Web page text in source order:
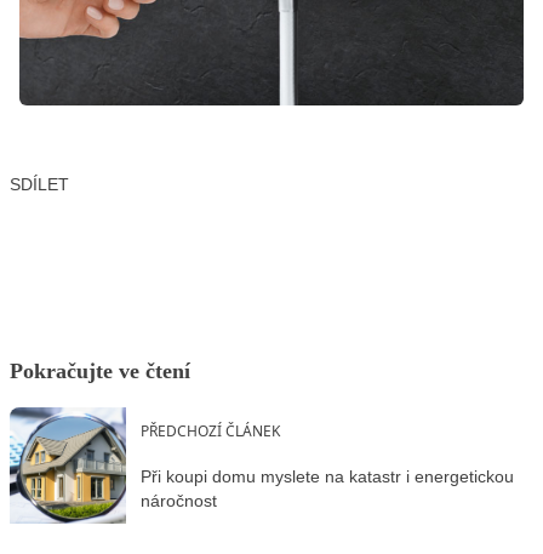
SDÍLET
Pokračujte ve čtení
PŘEDCHOZÍ ČLÁNEK
Při koupi domu myslete na katastr i energetickou
náročnost